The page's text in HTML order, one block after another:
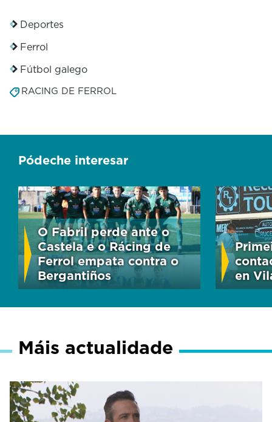
Deportes
Ferrol
Fútbol galego
RACING DE FERROL
Pódeche interesar
O Fabril perde ante o
Castela e o Rácing de
Ferrol empata contra o
Bergantiños
en
Máis actualidade